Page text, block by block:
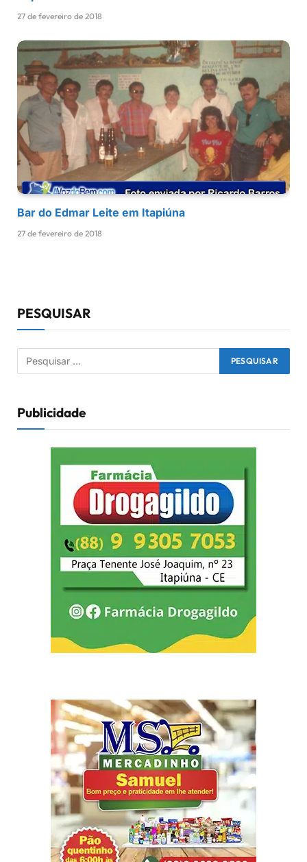
27 de fevereiro de 2018
Bar do Edmar Leite em Itapiúna
27 de fevereiro de 2018
PESQUISAR
Publicidade